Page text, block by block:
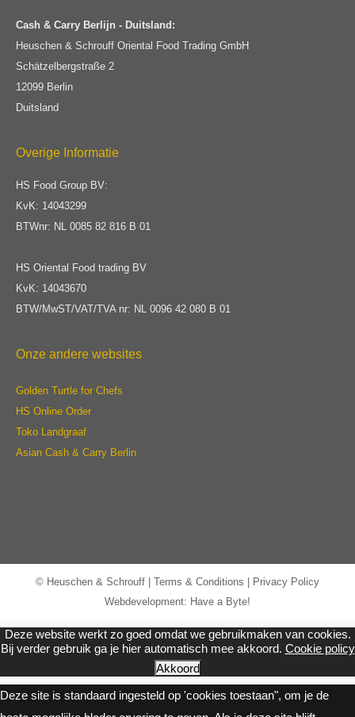
Cash & Carry Berlijn - Duitsland:
Heuschen & Schrouff Oriental Food Trading GmbH
Schätzelbergstraße 2
12099 Berlin
Duitsland
Overige Informatie
HS Food Group BV:
KvK: 14043299
BTWnr: NL 0085 82 816 B 01
HS Oriental Food trading BV
KvK: 14043670
BTW/MwST/VAT/TVA nr: NL 0096 42 080 B 01
Onze andere websites
Golden Turtle for Chefs
HS Online Order
Toko Landgraaf
Asian Cash & Carry Berlin
© Heuschen & Schrouff | Terms & Conditions
Privacy Policy
Webdevelopment: Have a Byte!
Deze website werkt zo goed omdat we gebruikmaken van cookies.
Bij verder gebruik ga je hier automatisch mee akkoord. Cookie policy
Akkoord
Deze site is standaard ingesteld op 'cookies toestaan", om je de